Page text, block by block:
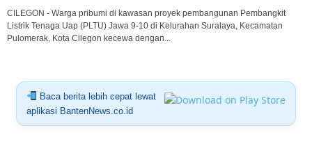
CILEGON - Warga pribumi di kawasan proyek pembangunan Pembangkit
Listrik Tenaga Uap (PLTU) Jawa 9-10 di Kelurahan Suralaya, Kecamatan
Pulomerak, Kota Cilegon kecewa dengan...
Baca berita lebih cepat lewat
aplikasi BantenNews.co.id